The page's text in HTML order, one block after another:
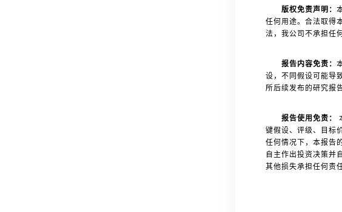
版权免责声明：
任何用途。合法取得
法，我公司不承担任
报告内容免责：
设，不同假设可能导
所后续发布的研究报
报告使用免责：
键假设、评级、目标
任何情况下，本报告
自主作出投资决策并
其他损失承担任何责任